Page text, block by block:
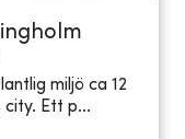
miljö ca 12
city. Ett p...